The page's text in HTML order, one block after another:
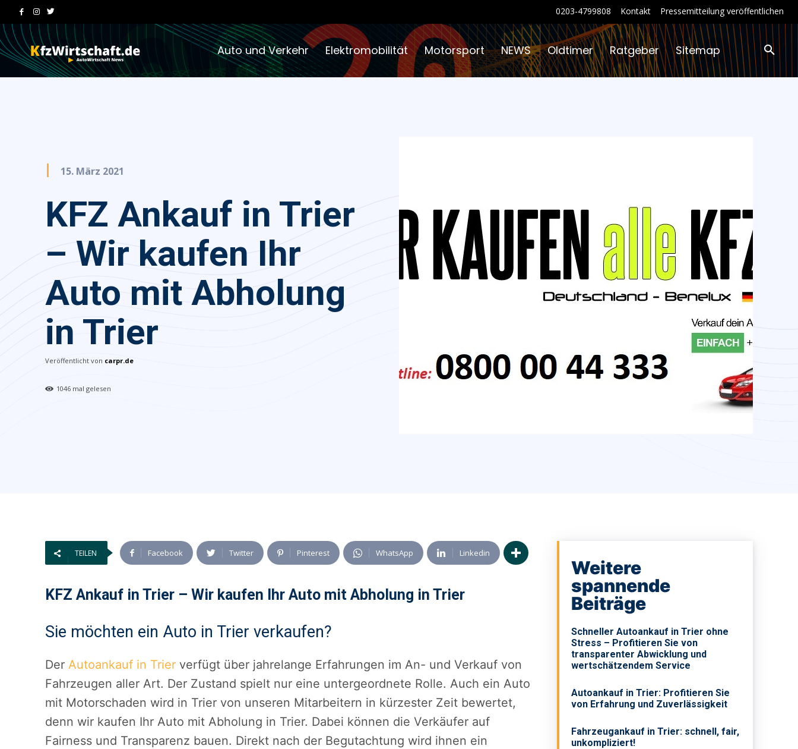
0203-4799808 Kontakt Pressemitteilung veröffentlichen
Auto und Verkehr Elektromobilität Motorsport NEWS Oldtimer Ratgeber Sitemap
15. März 2021
KFZ Ankauf in Trier
– Wir kaufen Ihr
Auto mit Abholung
in Trier
Veröffentlicht von carpr.de
1046 mal gelesen
TEILEN Facebook Twitter Pinterest WhatsApp Linkedin
KFZ Ankauf in Trier – Wir kaufen Ihr Auto mit Abholung in Trier
Sie möchten ein Auto in Trier verkaufen?
Der Autoankauf in Trier verfügt über jahrelange Erfahrungen im An- und Verkauf von
Fahrzeugen aller Art. Der Zustand spielt nur eine untergeordnete Rolle. Auch ein Auto
mit Motorschaden wird in Trier von unseren Mitarbeitern in kürzester Zeit bewertet,
denn wir kaufen Ihr Auto mit Abholung in Trier. Dabei können die Verkäufer auf
Fairness und Transparenz bauen. Direkt nach der Begutachtung wird ihnen ein
Weitere
spannende
Beiträge
Schneller Autoankauf in Trier ohne
Stress – Profitieren Sie von
transparenter Abwicklung und
wertschätzendem Service
Autoankauf in Trier: Profitieren Sie
von Erfahrung und Zuverlässigkeit
Fahrzeugankauf in Trier: schnell, fair,
unkompliziert!